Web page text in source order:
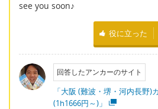
see you soon♪
役に立った
回答したアンカーのサイト
「大阪 (難波・堺・河内長野)
(1h1666円～)」